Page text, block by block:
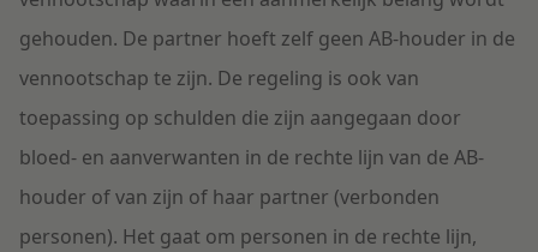
gehouden. De partner hoeft zelf geen AB-houder in de
vennootschap te zijn. De regeling is ook van
toepassing op schulden die zijn aangegaan door
bloed- en aanverwanten in de rechte lijn van de AB-
houder of van zijn of haar partner (verbonden
personen). Het gaat om personen in de rechte lijn,